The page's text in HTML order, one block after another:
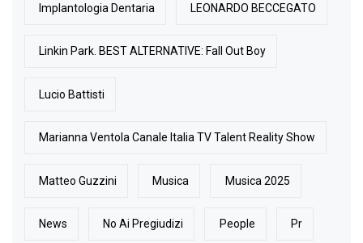
Implantologia Dentaria LEONARDO BECCEGATO
Linkin Park. BEST ALTERNATIVE: Fall Out Boy
Lucio Battisti
Marianna Ventola Canale Italia TV Talent Reality Show
Matteo Guzzini Musica Musica 2025
News No Ai Pregiudizi People Pr